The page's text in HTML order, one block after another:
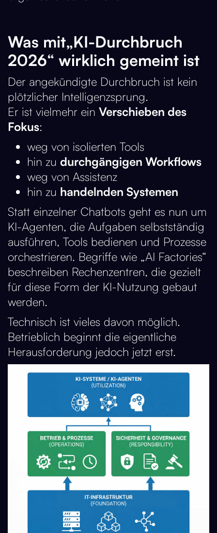
Was mit„KI-Durchbruch
2026“ wirklich gemeint ist
Der angekündigte Durchbruch ist kein
plötzlicher Intelligenzsprung.
Er ist vielmehr ein Verschieben des
Fokus:
weg von isolierten Tools
hin zu durchgängigen Workflows
weg von Assistenz
hin zu handelnden Systemen
Statt einzelner Chatbots geht es nun um
KI-Agenten, die Aufgaben selbstständig
ausführen, Tools bedienen und Prozesse
orchestrieren. Begriffe wie „AI Factories“
beschreiben Rechenzentren, die gezielt
für diese Form der KI-Nutzung gebaut
werden.
Technisch ist vieles davon möglich.
Betrieblich beginnt die eigentliche
Herausforderung jedoch jetzt erst.